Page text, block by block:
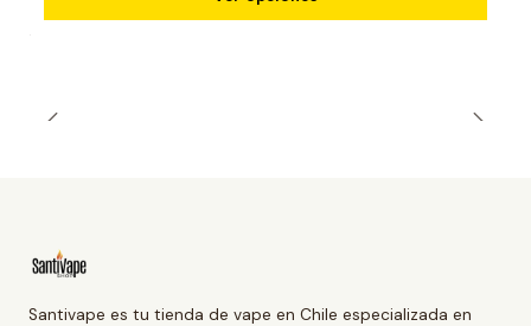
Santivape es tu tienda de vape en Chile especializada en